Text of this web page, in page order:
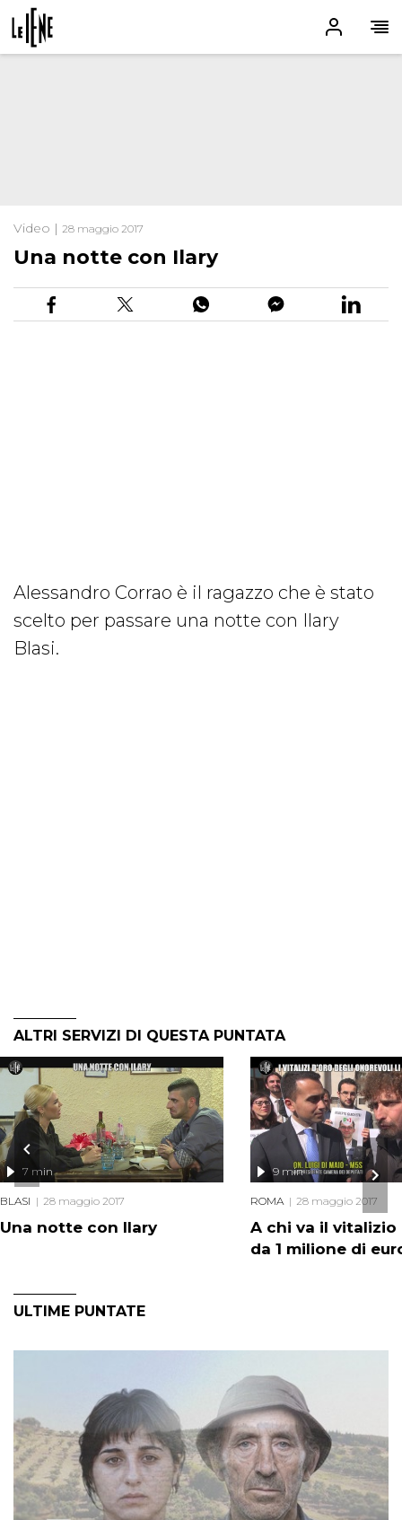
Video | 28 maggio 2017
Una notte con Ilary
Alessandro Corrao è il ragazzo che è stato
scelto per passare una notte con Ilary
Blasi.
ALTRI SERVIZI DI QUESTA PUNTATA
Una notte con Ilary
7 min
BLASI 28 maggio 2017
A chi va il
da 1 milione di
9 min
ROMA 28 maggio 2017
ULTIME PUNTATE